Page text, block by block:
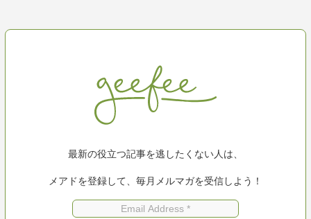
最新の役立つ記事を逃したくない人は、
メアドを登録して、毎月メルマガを受信しよう！